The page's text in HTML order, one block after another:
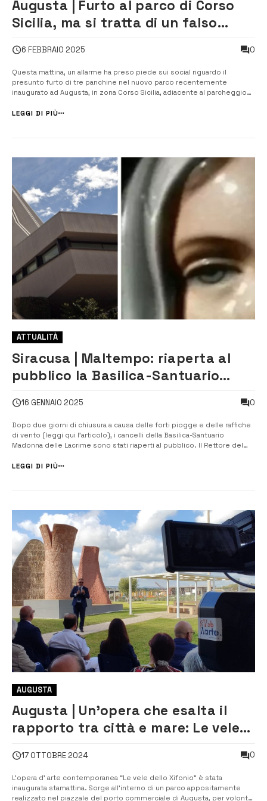
Augusta | Furto al parco di Corso
Sicilia, ma si tratta di un falso
6 FEBBRAIO 2025 0
Questa mattina, un allarme ha preso piede sui social riguardo il
presunto furto di tre panchine nel nuovo parco recentemente
inaugurato ad Augusta, in zona Corso Sicilia, adiacente al parcheggio
dovuti accertamenti, è emerso che la storia del furto era
LEGGI DI PIÙ
ATTUALITÀ
Siracusa | Maltempo: riaperta al
pubblico la Basilica-Santuario
16 GENNAIO 2025 0
Dopo due giorni di chiusura a causa delle forti piogge e delle raffiche
di vento (leggi qui l’articolo), i cancelli della Basilica-Santuario
Madonna delle Lacrime sono stati riaperti al pubblico. Il Rettore del
coloro che sono intervenuti in vari modi per supportare la gestione ...
LEGGI DI PIÙ
AUGUSTA
Augusta | Un’opera che esalta il
rapporto tra città e mare: Le vele
17 OTTOBRE 2024 0
L’opera d’ arte contemporanea “Le vele dello Xifonio” è stata
inaugurata stamattina. Sorge all’interno di un parco appositamente
realizzato nel piazzale del porto commerciale di Augusta, per volontà